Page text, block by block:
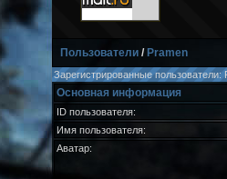
Пользователи/ Pramen
Зарегистрированные пользователи:
Основная информация
ID пользователя:
Имя пользователя:
Аватар: